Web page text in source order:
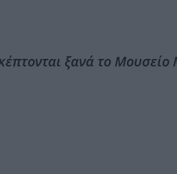
ξανά το Μουσείο